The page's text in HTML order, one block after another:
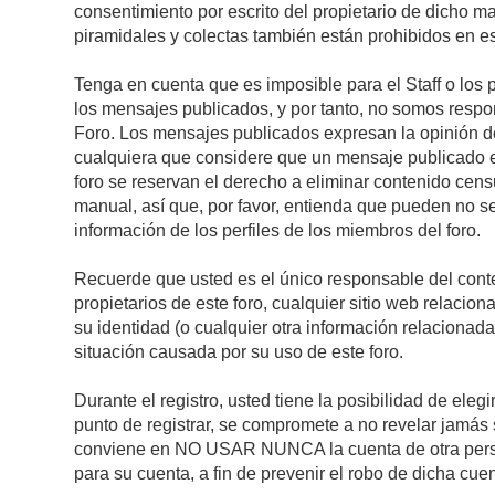
consentimiento por escrito del propietario de dicho
piramidales y colectas también están prohibidos en
Tenga en cuenta que es imposible para el Staff o
los mensajes publicados, y por tanto, no somos
Foro. Los mensajes publicados expresan la opinión
cualquiera que considere que un mensaje publicado
foro se reservan el derecho a eliminar contenido
manual, así que, por favor, entienda que pueden no
información de los perfiles de los miembros del foro.
Recuerde que usted es el único responsable del
propietarios de este foro, cualquier sitio web
su identidad (o cualquier otra información
situación causada por su uso de este foro.
Durante el registro, usted tiene la posibilidad de
punto de registrar, se compromete a no revelar
conviene en NO USAR NUNCA la cuenta de otra
para su cuenta, a fin de prevenir el robo de dicha